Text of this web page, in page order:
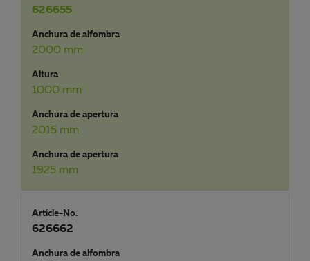
626655
Anchura de alfombra
2000 mm
Altura
1000 mm
Anchura de apertura
2015 mm
Anchura de apertura
1925 mm
Article-No.
626662
Anchura de alfombra